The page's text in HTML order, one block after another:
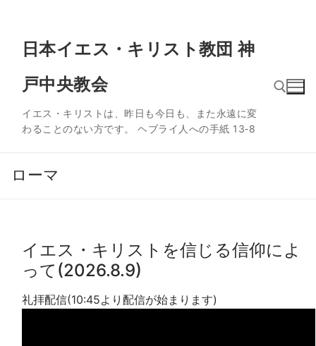
日本イエス・キリスト教団 神
戸中央教会
イエス・キリストは、昨日も今日も、また永遠に変
わることのない方です。 ヘブライ人への手紙 13‐8
ローマ
イエス・キリストを信じる信仰によ
って(2026.8.9)
礼拝配信(10:45より配信が始まります)